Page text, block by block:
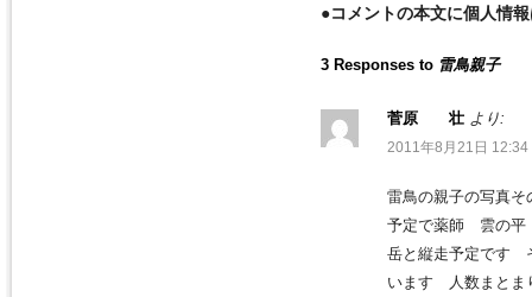
●コメントの本文に個人情
3 Responses to 雷鳥親子
菅原 壮 より:
2011年8月21日 12:34
雷鳥の親子の写真そ
予定で薬師 雲の
岳と縦走予定です
います 人数まとま